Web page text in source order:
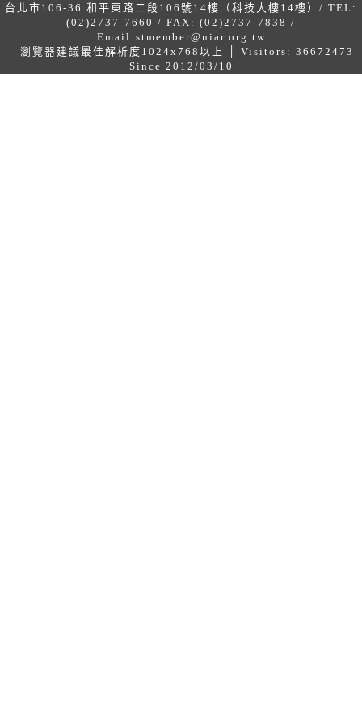
台北市106-36 和平東路二段106號14樓（科技大樓14樓）/ TEL:
(02)2737-7660 / FAX: (02)2737-7838 /
Email: stmember@niar.org.tw
瀏覽器建議最佳解析度1024x768以上 │ Visitors: 36672473
Since 2012/03/10